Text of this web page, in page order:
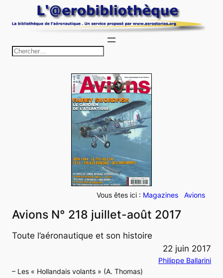
au
c
h
e
r
c
e
r
Vous êtes ici : Magazines Avions
Avions N° 218 juillet-août 2017
Toute l’aéronautique et son histoire
22 juin 2017
Philippe Ballarini
– Les « Hollandais volants » (A. Thomas)